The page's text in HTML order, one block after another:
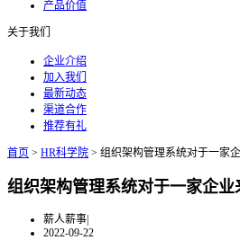
产品价值
关于我们
企业介绍
加入我们
最新动态
渠道合作
推荐有礼
首页 > HR科学院 > 组织架构管理系统对于一家
组织架构管理系统对于一家企业
薪人薪事|
2022-09-22